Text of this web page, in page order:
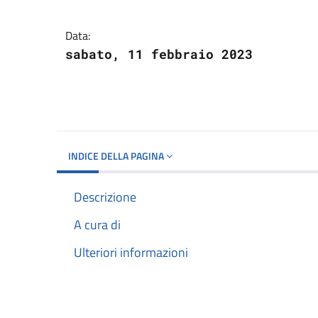
Data:
sabato, 11 febbraio 2023
INDICE DELLA PAGINA
Descrizione
A cura di
Ulteriori informazioni